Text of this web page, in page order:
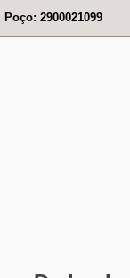
Poço: 2900021099